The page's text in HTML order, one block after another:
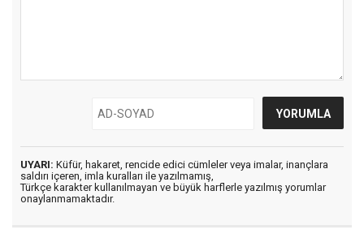
UYARI: Küfür, hakaret, rencide edici cümleler veya imalar, inançlara
saldırı içeren, imla kuralları ile yazılmamış,
Türkçe karakter kullanılmayan ve büyük harflerle yazılmış yorumlar
onaylanmamaktadır.